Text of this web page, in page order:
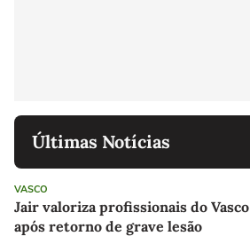
Últimas Notícias
VASCO
Jair valoriza profissionais do Vasco
após retorno de grave lesão